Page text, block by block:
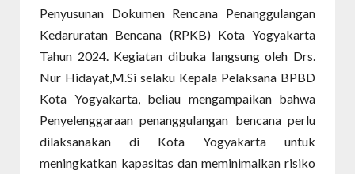
Penyusunan Dokumen Rencana Penanggulangan
Kedaruratan Bencana (RPKB) Kota Yogyakarta
Tahun 2024. Kegiatan dibuka langsung oleh Drs.
Nur Hidayat,M.Si selaku Kepala Pelaksana BPBD
Kota Yogyakarta, beliau mengampaikan bahwa
Penyelenggaraan penanggulangan bencana perlu
dilaksanakan di Kota Yogyakarta untuk
meningkatkan kapasitas dan meminimalkan risiko